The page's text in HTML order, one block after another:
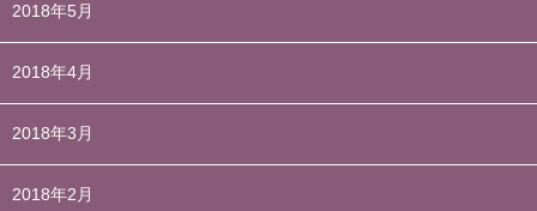
2018年5月
2018年4月
2018年3月
2018年2月